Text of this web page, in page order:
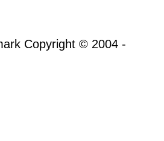
Copyright © 2004 -